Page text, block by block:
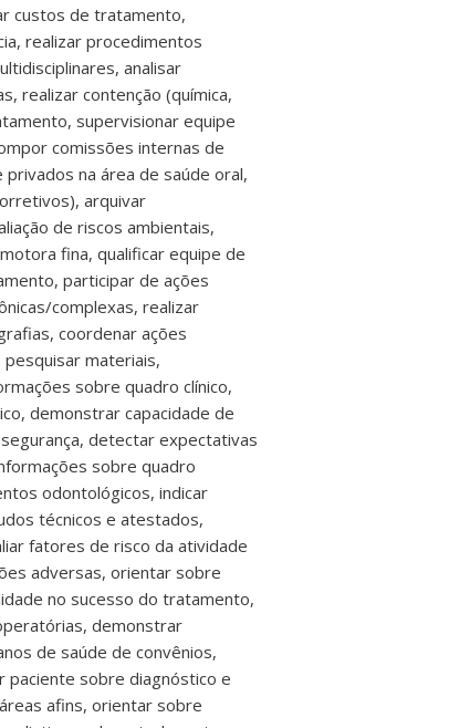
custos de tratamento,
realizar procedimentos
analisar
realizar contenção (química,
supervisionar equipe
comissões internas de
na área de saúde oral,
arquivar
de riscos ambientais,
fina, qualificar equipe de
participar de ações
complexas, realizar
coordenar ações
materiais,
sobre quadro clínico,
demonstrar capacidade de
detectar expectativas
sobre quadro
odontológicos, indicar
técnicos e atestados,
fatores de risco da atividade
adversas, orientar sobre
no sucesso do tratamento,
demonstrar
de saúde de convênios,
sobre diagnóstico e
afins, orientar sobre